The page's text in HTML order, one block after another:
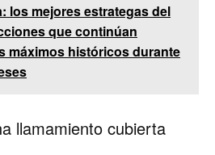
los mejores estrategas del
que continúan
máximos históricos durante
llamamiento cubierta